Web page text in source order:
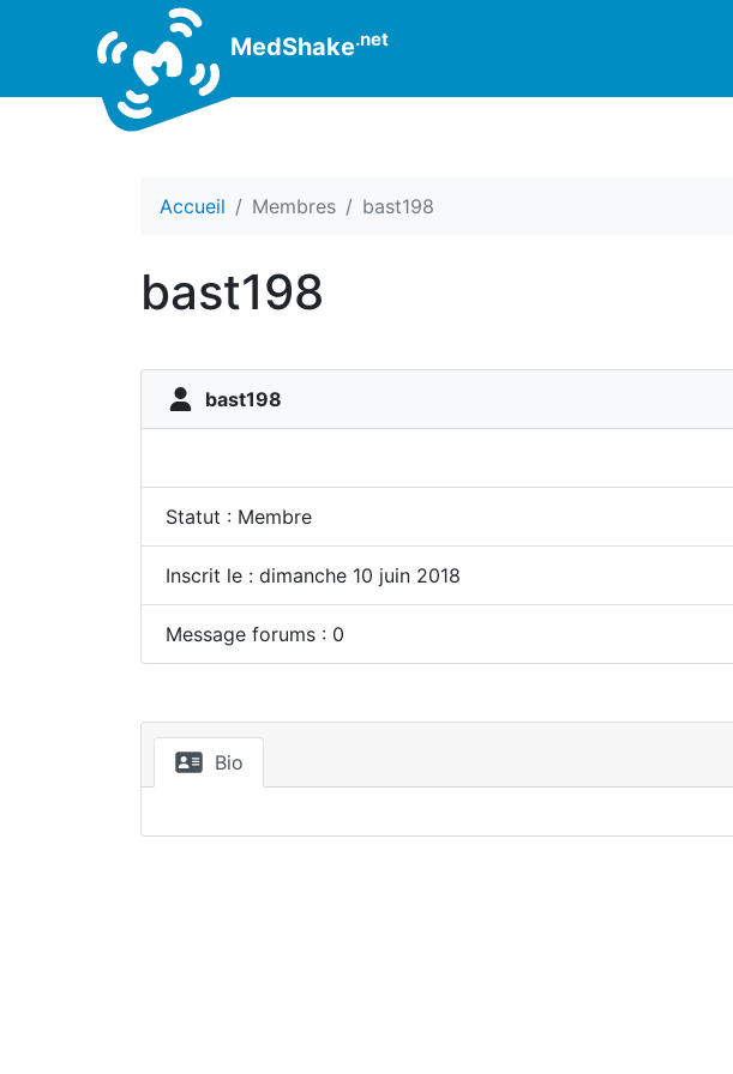
MedShake.net
Accueil Membres bast198
bast198
bast198
Statut : Membre
Inscrit le : dimanche 10 juin 2018
Message forums : 0
Bio